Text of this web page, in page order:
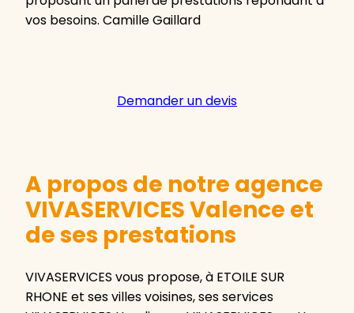
vos besoins. Camille Gaillard
Demander un devis
A propos de notre agence
VIVASERVICES Valence et
de ses prestations
VIVASERVICES vous propose, à ETOILE SUR
RHONE et ses villes voisines, ses services